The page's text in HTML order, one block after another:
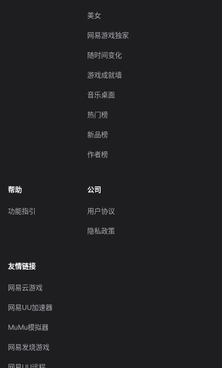
美女
网易游戏独家
随时间变化
游戏成就墙
音乐桌面
热门榜
新品榜
作者榜
帮助
功能指引
公司
用户协议
隐私政策
友情链接
网易云游戏
网易UU加速器
MuMu模拟器
网易发烧游戏